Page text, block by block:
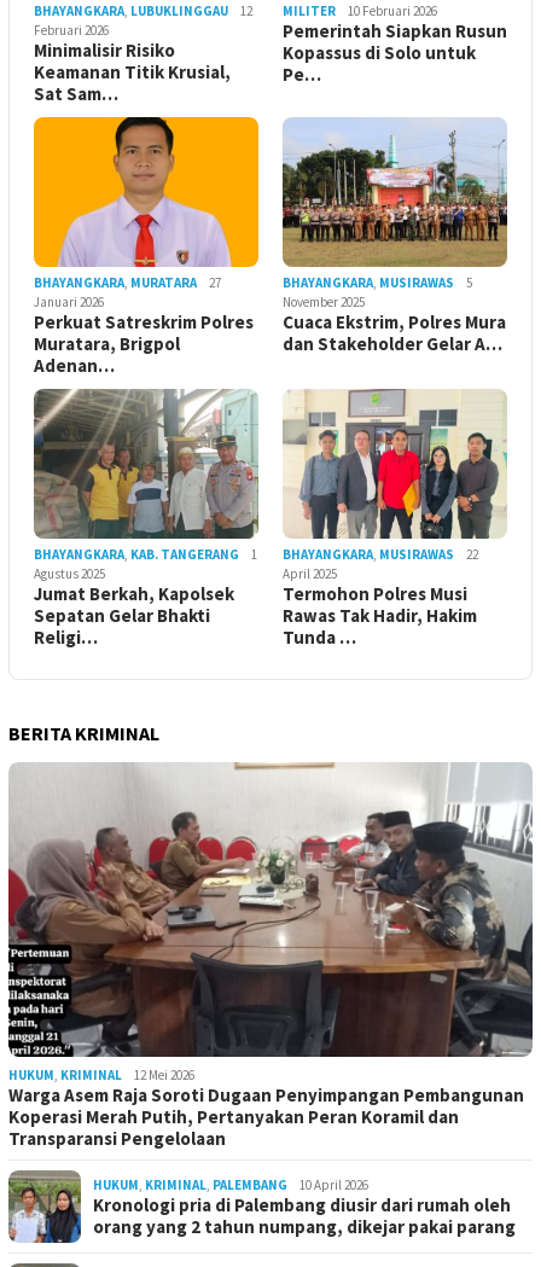
BHAYANGKARA, LUBUKLINGGAU
12
Februari 2026
Minimalisir Risiko
Keamanan Titik Krusial,
Sat Sam…
MILITER 10 Februari 2026
Pemerintah Siapkan Rusun
Kopassus di Solo untuk
Pe…
BHAYANGKARA, MURATARA
27
Januari 2026
Perkuat Satreskrim Polres
Muratara, Brigpol
Adenan…
BHAYANGKARA, MUSIRAWAS
5
November 2025
Cuaca Ekstrim, Polres Mura
dan Stakeholder Gelar A…
BHAYANGKARA, KAB. TANGERANG
1
Agustus 2025
Jumat Berkah, Kapolsek
Sepatan Gelar Bhakti
Religi…
BHAYANGKARA, MUSIRAWAS
22
April 2025
Termohon Polres Musi
Rawas Tak Hadir, Hakim
Tunda …
BERITA KRIMINAL
HUKUM, KRIMINAL 12 Mei 2026
Warga Asem Raja Soroti Dugaan Penyimpangan Pembangunan
Koperasi Merah Putih, Pertanyakan Peran Koramil dan
Transparansi Pengelolaan
HUKUM, KRIMINAL, PALEMBANG 10 April 2026
Kronologi pria di Palembang diusir dari rumah oleh
orang yang 2 tahun numpang, dikejar pakai parang